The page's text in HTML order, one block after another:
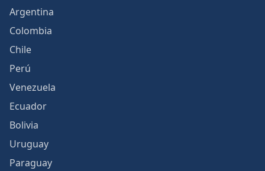
Argentina
Colombia
Chile
Perú
Venezuela
Ecuador
Bolivia
Uruguay
Paraguay